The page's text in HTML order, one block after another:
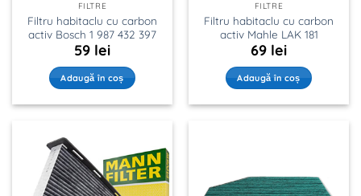
FILTRE
Filtru habitaclu cu carbon
activ Bosch 1 987 432 397
59 lei
Adaugă în coș
FILTRE
Filtru habitaclu cu carbon
activ Mahle LAK 181
69 lei
Adaugă în coș